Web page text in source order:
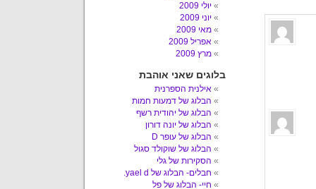
יולי 2009
יוני 2009
מאי 2009
אפריל 2009
מרץ 2009
בלוגים שאני אוהבת
אילנית הספרנית
הבלוג של דמעות חמות
הבלוג של יהודית רשף
הבלוג של יונה דורון
הבלוג של עופר D
הבלוג של שוקולד סגול
הסקירות של גלי
חבלים- הבלוג של yael d.
חיי- הבלוג של פל